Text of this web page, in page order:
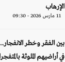
الإرهاب
11 مارس 2026 - 09:30
بين الفقر وخطر
في أراضيهم الملوثة